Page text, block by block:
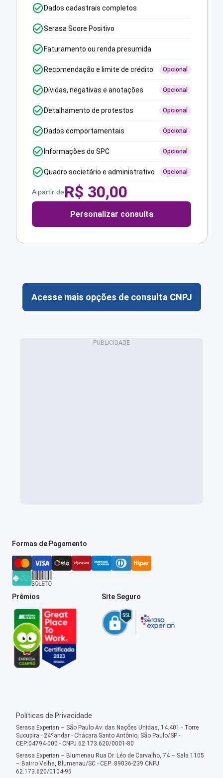
Dados cadastrais completos
Serasa Score Positivo
Faturamento ou renda presumida
Recomendação e limite de crédito Opcional
Dívidas, negativas e anotações Opcional
Detalhamento de protestos Opcional
Dados comportamentais Opcional
Informações do SPC Opcional
Quadro societário e administrativo Opcional
A partir deR$ 30,00
Personalizar consulta
Acesse mais opções de consulta CNPJ
Formas de Pagamento
Prêmios Site Seguro
Políticas de Privacidade
Serasa Experian – São Paulo Av. das Nações Unidas, 14.401 - Torre
Sucupira - 24ºandar - Chácara Santo Antônio, São Paulo/SP -
CEP:04794-000 - CNPJ 62.173.620/0001-80
Serasa Experian – Blumenau Rua Dr. Léo de Carvalho, 74 – Sala 1105
– Bairro Velha, Blumenau/SC - CEP: 89036-239 CNPJ
62.173.620/0104-95